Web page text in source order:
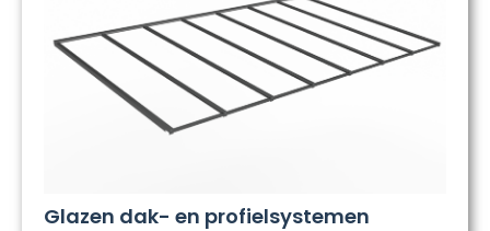
Glazen dak- en profielsystemen